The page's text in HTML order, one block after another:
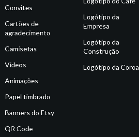
Convites
Cartões de
agradecimento
Camisetas
Vídeos
Animações
Papel timbrado
Banners do Etsy
QR Code
Logótipo da
Empresa
Logótipo da
Construção
Logótipo da Coroa